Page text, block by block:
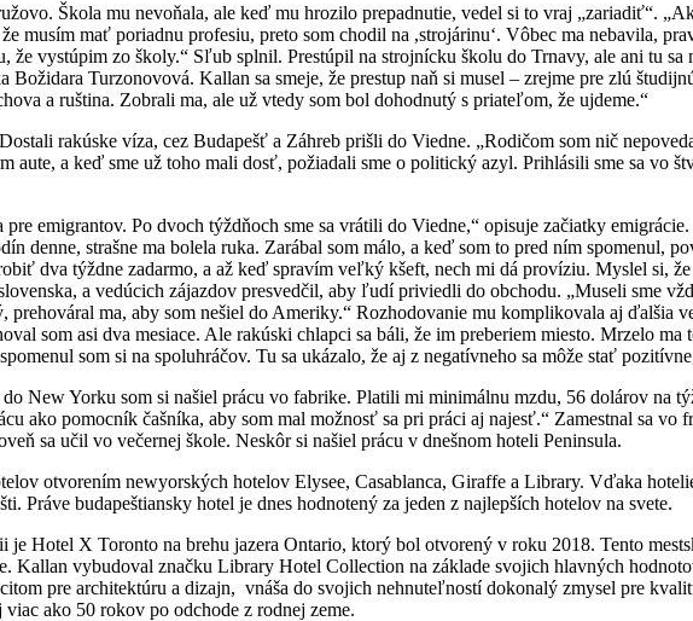
Škola mu nevoňala, ale keď mu hrozilo prepadnutie, vedel si to vraj „zariadiť“.
musím mať poriadnu profesiu, preto som chodil na ,strojárinu‘. Vôbec ma nebavila,
že vystúpim zo školy.“ Sľub splnil. Prestúpil na strojnícku školu do Trnavy, ale ani tu
Božidara Turzonovová. Kallan sa smeje, že prestup naň si musel – zrejme pre zlú
a ruština. Zobrali ma, ale už vtedy som bol dohodnutý s priateľom, že ujdeme.“
rakúske víza, cez Budapešť a Záhreb prišli do Viedne. „Rodičom som nič
aute, a keď sme už toho mali dosť, požiadali sme o politický azyl. Prihlásili sme sa vo
emigrantov. Po dvoch týždňoch sme sa vrátili do Viedne,“ opisuje začiatky
denne, strašne ma bolela ruka. Zarábal som málo, a keď som to pred ním spomenul,
dva týždne zadarmo, a až keď spravím veľký kšeft, nech mi dá províziu. Myslel si,
a vedúcich zájazdov presvedčil, aby ľudí priviedli do obchodu. „Museli sme
prehováral ma, aby som nešiel do Ameriky.“ Rozhodovanie mu komplikovala aj ďalšia
som asi dva mesiace. Ale rakúski chlapci sa báli, že im preberiem miesto. Mrzelo
som si na spoluhráčov. Tu sa ukázalo, že aj z negatívneho sa môže stať
New Yorku som si našiel prácu vo fabrike. Platili mi minimálnu mzdu, 56 dolárov na
ako pomocník čašníka, aby som mal možnosť sa pri práci aj najesť.“ Zamestnal sa
sa učil vo večernej škole. Neskôr si našiel prácu v dnešnom hoteli Peninsula.
otvorením newyorských hotelov Elysee, Casablanca, Giraffe a Library. Vďaka
Práve budapeštiansky hotel je dnes hodnotený za jeden z najlepších hotelov na svete.
je Hotel X Toronto na brehu jazera Ontario, ktorý bol otvorený v roku 2018. Tento
Kallan vybudoval značku Library Hotel Collection na základe svojich hlavných
pre architektúru a dizajn, vnáša do svojich nehnuteľností dokonalý zmysel pre
ako 50 rokov po odchode z rodnej zeme.